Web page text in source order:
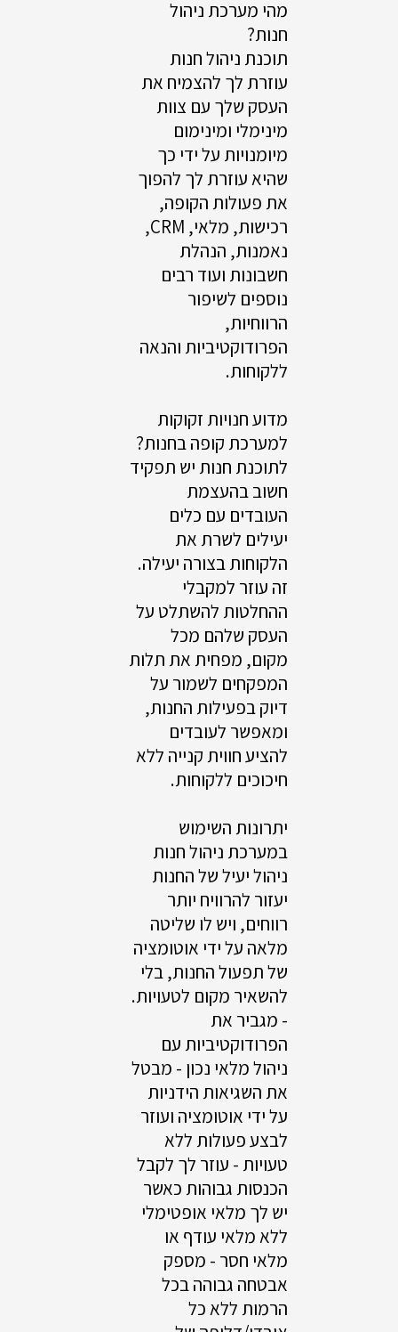
מהי מערכת ניהול
חנות?
תוכנת ניהול חנות
עוזרת לך להצמיח את
העסק שלך עם צוות
מינימלי ומינימום
מיומנויות על ידי כך
שהיא עוזרת לך להפוך
את פעולות הקופה,
רכישות, מלאי, CRM,
נאמנות, הנהלת
חשבונות ועוד רבים
נוספים לשיפור
הרווחיות,
הפרודוקטיביות והנאה
ללקוחות.
מדוע חנויות זקוקות
למערכת קופה בחנות?
לתוכנת חנות יש תפקיד
חשוב בהעצמת
העובדים עם כלים
יעילים לשרת את
הלקוחות בצורה יעילה.
זה עוזר למקבלי
ההחלטות להשתלט על
העסק שלהם מכל
מקום, מפחית את תלות
המפקחים לשמור על
דיוק בפעילות החנות,
ומאפשר לעובדים
להציע חווית קנייה ללא
חיכוכים ללקוחות.
יתרונות השימוש
במערכת ניהול חנות
ניהול יעיל של החנות
יעזור להרוויח יותר
רווחים, ויש לו שליטה
מלאה על ידי אוטומציה
של תפעול החנות, בלי
להשאיר מקום לטעויות.
- מגביר את
הפרודוקטיביות עם
ניהול מלאי נכון - מבטל
את השגיאות הידניות
על ידי אוטומציה ועוזר
לבצע פעולות ללא
טעויות - עוזר לך לקבל
הכנסות גבוהות כאשר
יש לך מלאי אופטימלי
ללא מלאי עודף או
מלאי חסר - מספק
אבטחה גבוהה בכל
הרמות ללא כל